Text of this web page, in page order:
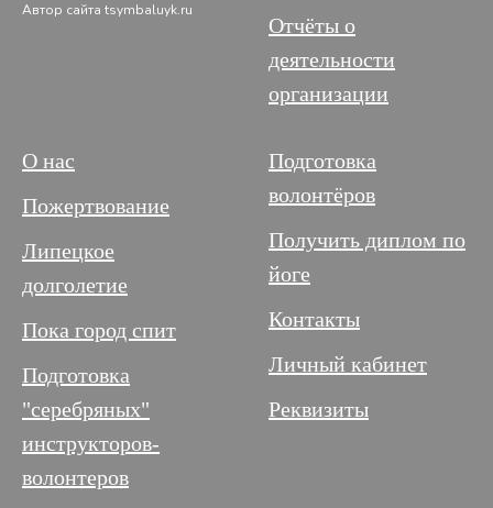
Автор сайта tsymbaluyk.ru
Отчёты о
деятельности
организации
О нас
Пожертвование
Липецкое
долголетие
Пока город спит
Подготовка
"серебряных"
инструкторов-
волонтеров
Подготовка
волонтёров
Получить диплом по
йоге
Контакты
Личный кабинет
Реквизиты